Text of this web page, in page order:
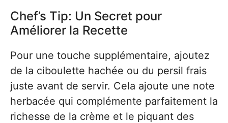
Chef’s Tip: Un Secret pour
Améliorer la Recette
Pour une touche supplémentaire, ajoutez
de la ciboulette hachée ou du persil frais
juste avant de servir. Cela ajoute une note
herbacée qui complémente parfaitement la
richesse de la crème et le piquant des